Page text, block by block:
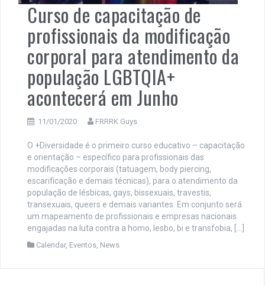
Curso de capacitação de
profissionais da modificação
corporal para atendimento da
população LGBTQIA+
acontecerá em Junho
11/01/2020 FRRRK Guys
O +Diversidade é o primeiro curso educativo – capacitação
e orientação – específico para profissionais das
modificações corporais (tatuagem, body piercing,
escarificação e demais técnicas), para o atendimento da
população de lésbicas, gays, bissexuais, travestis,
transexuais, queers e demais variantes. Em conjunto será
um mapeamento de profissionais e empresas nacionais
engajadas na luta contra a homo, lesbo, bi e transfobia, […]
Calendar, Eventos, News